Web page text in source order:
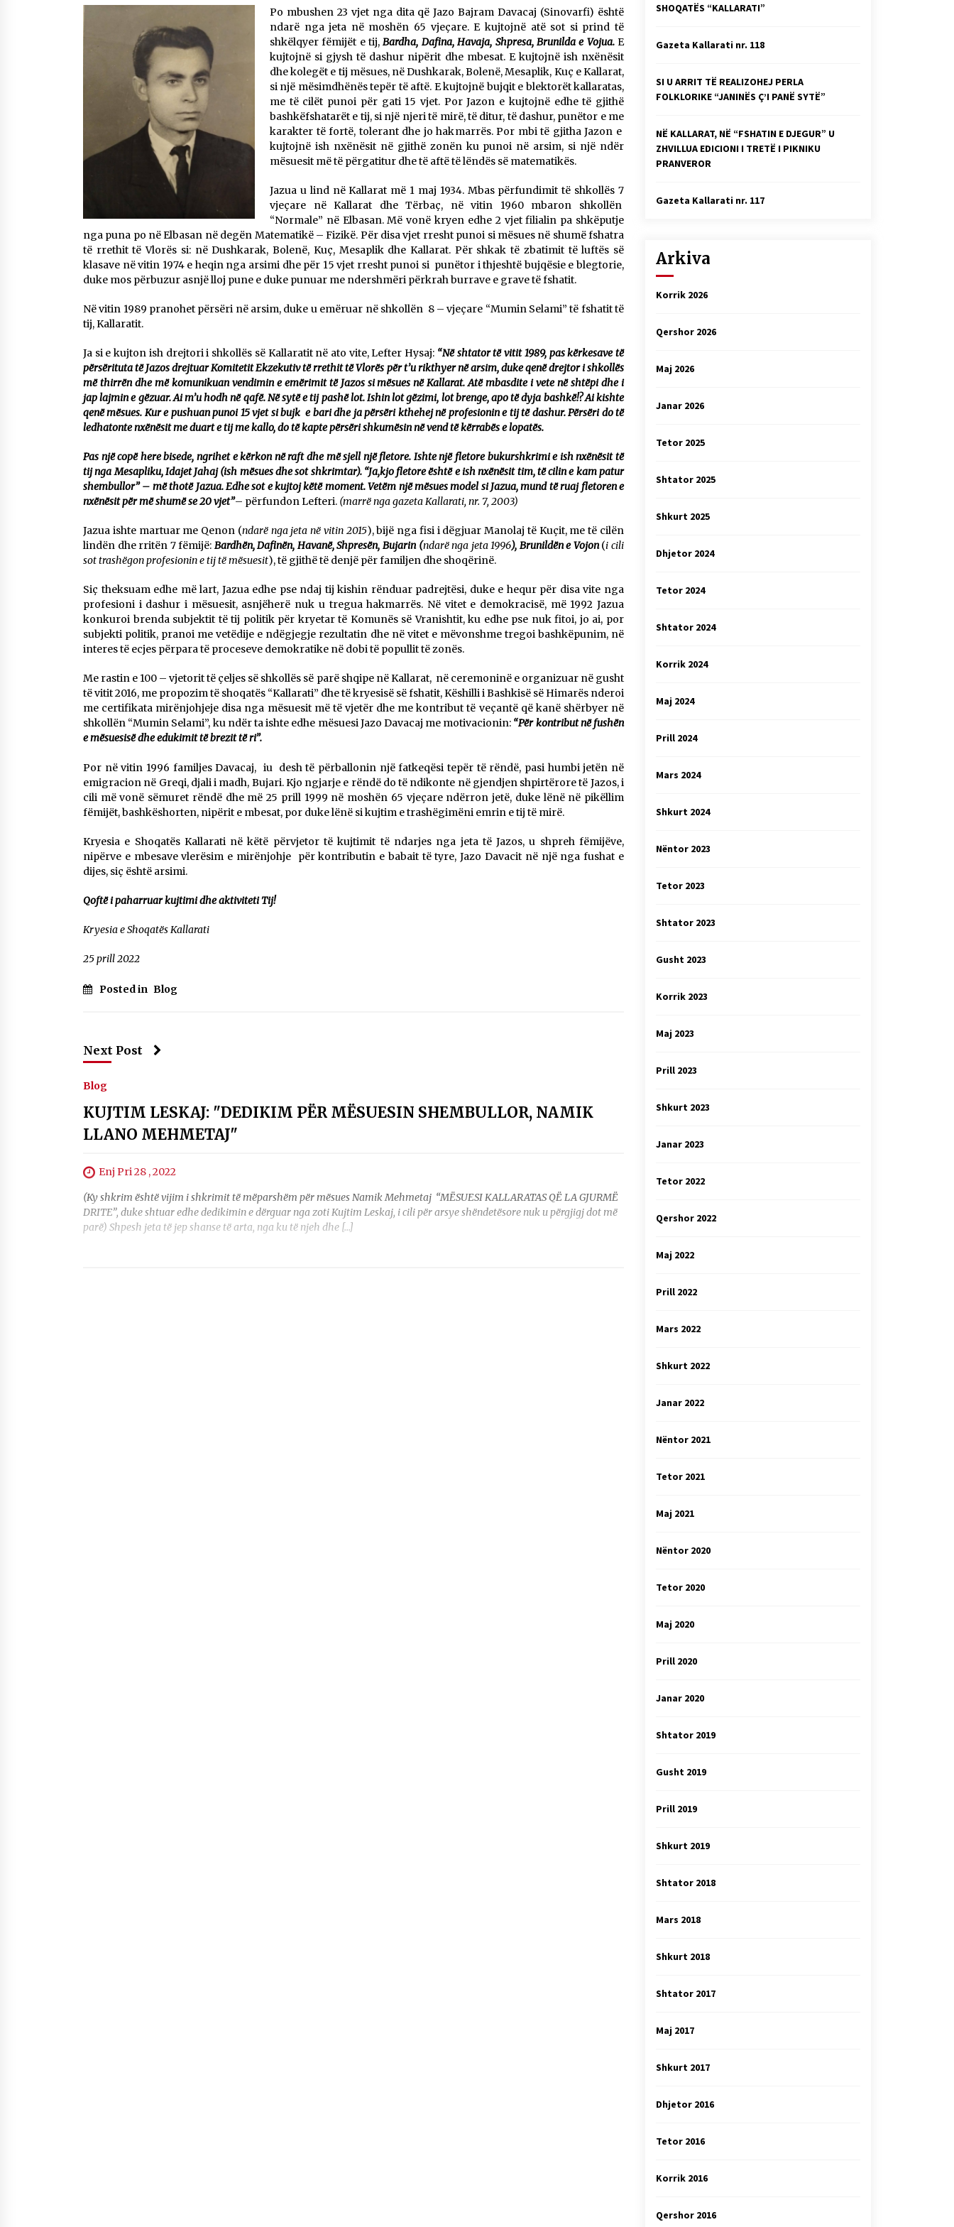
17/10/2025
Gazeta Kallarati nr. 115
14/10/2025
Faksimilet e një 83 vjetori lufte:
04/10/2025
KALLARATI NË AKSIONET
KOMBËTARE PËR RINDËRTIMIN E
VENDIT – NGA ÇIZE XHAFERAJ
22/09/2025
– ËNGJËLL HASIMAJ – “KUJTIMET E
MIA PËR KALLARATIN SI MËSUES I
MATEMATIKËS, POR EDHE SI NJË
BANOR I PËRKOHSHËM I TIJ”
12/09/2025
Gazeta Kallarati nr. 114
06/02/2025
Po mbushen 23 vjet nga dita që Jazo Bajram Davacaj (Sinovarfi) është
ndarë nga jeta në moshën 65 vjeçare. E kujtojnë atë sot si prind të
shkëlqyer fëmijët e tij,Bardha, Dafina, Havaja, Shpresa, Brunilda e Vojua.E
kujtojnë si gjysh të dashur nipërit dhe mbesat. E kujtojnë ish nxënësit
dhe kolegët e tij mësues, në Dushkarak, Bolenë, Mesaplik, Kuç e Kallarat,
si një mësimdhënës tepër të aftë. E kujtojnë bujqit e blektorët kallaratas,
me të cilët punoi për gati 15 vjet. Por Jazon e kujtojnë edhe të gjithë
bashkëfshatarët e tij, si një njeri të mirë, të ditur, të dashur, punëtor e me
karakter të fortë, tolerant dhe jo hakmarrës. Por mbi të gjitha Jazon e
kujtojnë ish nxënësit në gjithë zonën ku punoi në arsim, si një ndër
mësuesit më të përgatitur dhe të aftë të lëndës së matematikës.
Jazua u lind në Kallarat më 1 maj 1934. Mbas përfundimit të shkollës 7
vjeçare në Kallarat dhe Tërbaç, në vitin 1960 mbaron shkollën
“Normale” në Elbasan. Më vonë kryen edhe 2 vjet filialin pa shkëputje
nga puna po në Elbasan në degën Matematikë – Fizikë. Për disa vjet rresht punoi si mësues në shumë fshatra
të rrethit të Vlorës si: në Dushkarak, Bolenë, Kuç, Mesaplik dhe Kallarat. Për shkak të zbatimit të luftës së
klasave në vitin 1974 e heqin nga arsimi dhe për 15 vjet rresht punoi si punëtor i thjeshtë bujqësie e blegtorie,
duke mos përbuzur asnjë lloj pune e duke punuar me ndershmëri përkrah burrave e grave të fshatit.
Në vitin 1989 pranohet përsëri në arsim, duke u emëruar në shkollën 8 – vjeçare “Mumin Selami” të fshatit të
tij, Kallaratit.
Ja si e kujton ish drejtori i shkollës së Kallaratit në ato vite, Lefter Hysaj: “Në shtator të vitit 1989, pas kërkesave të
përsërituta të Jazosdrejtuar Komitetit Ekzekutiv të rrethit të Vlorës për t’u rikthyer në arsim, duke qenë drejtor i shkollës
më thirrën dhe më komunikuan vendimin e emërimit të Jazos si mësues në Kallarat. Atë mbasdite i vete në shtëpi dhe i
jap lajmin e gëzuar. Ai m’u hodh në qafë. Në sytë e tij pashë lot. Ishin lot gëzimi, lot brenge, apo të dyja bashkë!? Ai kishte
qenë mësues. Kur e pushuan punoi 15 vjet si bujk e bari dhe ja përsëri kthehej në profesionin e tij të dashur. Përsëri do të
ledhatonte nxënësit me duart e tij me kallo, do të kapte përsëri shkumësin në vend të kërrabës e lopatës.
Pas një copë here bisede, ngrihet e kërkon në raft dhe më sjell një fletore. Ishte një fletore bukurshkrimi e ish nxënësit të
tij nga Mesapliku, Idajet Jahaj (ish mësues dhe sot shkrimtar). “Ja,kjo fletore është e ish nxënësit tim, të cilin e kam patur
shembullor” – më thotë Jazua. Edhe sot e kujtoj këtë moment. Vetëm një mësues model si Jazua, mund të ruaj fletoren e
nxënësit për më shumë se 20 vjet”– përfundon Lefteri. (marrë nga gazeta Kallarati, nr. 7, 2003)
Jazua ishte martuar me Qenon (ndarë nga jeta në vitin 2015), bijë nga fisi i dëgjuar Manolaj të Kuçit, me të cilën
lindën dhe rritën 7 fëmijë: Bardhën, Dafinën, Havanë, Shpresën, Bujarin (ndarë nga jeta 1996), Brunildën e Vojon (i cili
sot trashëgon profesionin e tij të mësuesit), të gjithë të denjë për familjen dhe shoqërinë.
Siç theksuam edhe më lart, Jazua edhe pse ndaj tij kishin rënduar padrejtësi, duke e hequr për disa vite nga
profesioni i dashur i mësuesit, asnjëherë nuk u tregua hakmarrës. Në vitet e demokracisë, më 1992 Jazua
konkuroi brenda subjektit të tij politik për kryetar të Komunës së Vranishtit, ku edhe pse nuk fitoi, jo ai, por
subjekti politik, pranoi me vetëdije e ndëgjegje rezultatin dhe në vitet e mëvonshme tregoi bashkëpunim, në
interes të ecjes përpara të proceseve demokratike në dobi të popullit të zonës.
Me rastin e 100 – vjetorit të çeljes së shkollës së parë shqipe në Kallarat, në ceremoninë e organizuar në gusht
të vitit 2016, me propozim të shoqatës “Kallarati” dhe të kryesisë së fshatit, Këshilli i Bashkisë së Himarës nderoi
me certifikata mirënjohjeje disa nga mësuesit më të vjetër dhe me kontribut të veçantë që kanë shërbyer në
shkollën “Mumin Selami”, ku ndër ta ishte edhe mësuesi Jazo Davacaj me motivacionin: “Për kontribut në fushën
e mësuesisë dhe edukimit të brezit të ri”.
Por në vitin 1996 familjes Davacaj, iu desh të përballonin një fatkeqësi tepër të rëndë, pasi humbi jetën në
emigracion në Greqi, djali i madh, Bujari. Kjo ngjarje e rëndë do të ndikonte në gjendjen shpirtërore të Jazos, i
cili më vonë sëmuret rëndë dhe më 25 prill 1999 në moshën 65 vjeçare ndërron jetë, duke lënë në pikëllim
fëmijët, bashkëshorten, nipërit e mbesat, por duke lënë si kujtim e trashëgimëni emrin e tij të mirë.
Kryesia e Shoqatës Kallarati në këtë përvjetor të kujtimit të ndarjes nga jeta të Jazos, u shpreh fëmijëve,
nipërve e mbesave vlerësim e mirënjohje për kontributin e babait të tyre, Jazo Davacit në një nga fushat e
dijes, siç është arsimi.
Qoftë i paharruar kujtimi dhe aktiviteti Tij!
Kryesia e Shoqatës Kallarati
25 prill 2022
Posted in Blog
Next Post
Blog
KUJTIM LESKAJ: "DEDIKIM PËR MËSUESIN SHEMBULLOR, NAMIK
LLANO MEHMETAJ"
Enj Pri 28 , 2022
(Ky shkrim është vijim i shkrimit të mëparshëm për mësues Namik Mehmetaj “MËSUESI KALLARATAS QË LA GJURMË
DRITE”, duke shtuar edhe dedikimin e dërguar nga zoti Kujtim Leskaj, i cili për arsye shëndetësore nuk u përgjigj dot më
parë) Shpesh jeta të jep shanse të arta, nga ku të njeh dhe […]
SHOQATËS “KALLARATI”
Gazeta Kallarati nr. 118
SI U ARRIT TË REALIZOHEJ PERLA
FOLKLORIKE “JANINËS Ç’I PANË SYTË”
NË KALLARAT, NË “FSHATIN E DJEGUR” U
ZHVILLUA EDICIONI I TRETË I PIKNIKU
PRANVEROR
Gazeta Kallarati nr. 117
Arkiva
Korrik 2026
Qershor 2026
Maj 2026
Janar 2026
Tetor 2025
Shtator 2025
Shkurt 2025
Dhjetor 2024
Tetor 2024
Shtator 2024
Korrik 2024
Maj 2024
Prill 2024
Mars 2024
Shkurt 2024
Nëntor 2023
Tetor 2023
Shtator 2023
Gusht 2023
Korrik 2023
Maj 2023
Prill 2023
Shkurt 2023
Janar 2023
Tetor 2022
Qershor 2022
Maj 2022
Prill 2022
Mars 2022
Shkurt 2022
Janar 2022
Nëntor 2021
Tetor 2021
Maj 2021
Nëntor 2020
Tetor 2020
Maj 2020
Prill 2020
Janar 2020
Shtator 2019
Gusht 2019
Prill 2019
Shkurt 2019
Shtator 2018
Mars 2018
Shkurt 2018
Shtator 2017
Maj 2017
Shkurt 2017
Dhjetor 2016
Tetor 2016
Korrik 2016
Qershor 2016